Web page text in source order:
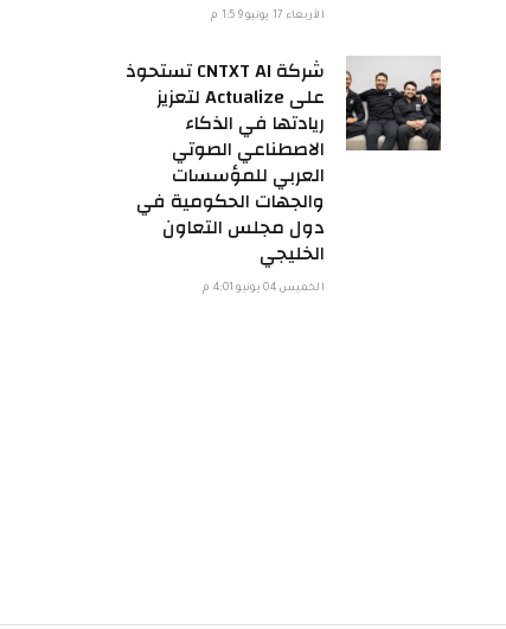
الأربعاء 17 يونيو 1:59 م
شركة CNTXT AI تستحوذ
على Actualize لتعزيز
ريادتها في الذكاء
الاصطناعي الصوتي
العربي للمؤسسات
والجهات الحكومية في
دول مجلس التعاون
الخليجي
الخميس 04 يونيو 4:01 م